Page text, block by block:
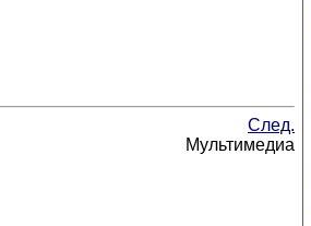
След.
Мультимедиа